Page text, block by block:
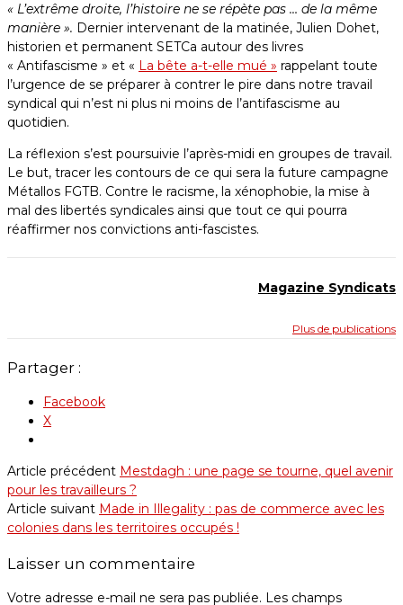
« L’extrême droite, l’histoire ne se répète pas … de la même
manière ». Dernier intervenant de la matinée, Julien Dohet,
historien et permanent SETCa autour des livres
« Antifascisme » et « La bête a-t-elle mué » rappelant toute
l’urgence de se préparer à contrer le pire dans notre travail
syndical qui n’est ni plus ni moins de l’antifascisme au
quotidien.
La réflexion s’est poursuivie l’après-midi en groupes de travail.
Le but, tracer les contours de ce qui sera la future campagne
Métallos FGTB. Contre le racisme, la xénophobie, la mise à
mal des libertés syndicales ainsi que tout ce qui pourra
réaffirmer nos convictions anti-fascistes.
Magazine Syndicats
Plus de publications
Partager :
Facebook
X
Article précédent Mestdagh : une page se tourne, quel avenir
pour les travailleurs ?
Article suivant Made in Illegality : pas de commerce avec les
colonies dans les territoires occupés !
Laisser un commentaire
Votre adresse e-mail ne sera pas publiée. Les champs